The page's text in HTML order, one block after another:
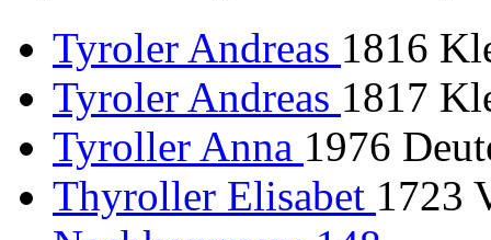
Tyroler Andreas 1816
Tyroler Andreas 1817
Tyroller Anna 1976
Thyroller Elisabet 1723